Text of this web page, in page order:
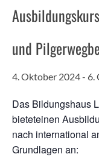
und
4. Oktober 2024- 6.
Das Bildungshaus
bieteteinen
nach international
Grundlagen an: